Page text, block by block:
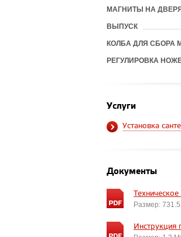
МАГНИТЫ НА
ВЫПУСК
КОЛБА ДЛЯ СБОРА
РЕГУЛИРОВКА
Услуги
Установка
Документы
Размер:
Инструкция